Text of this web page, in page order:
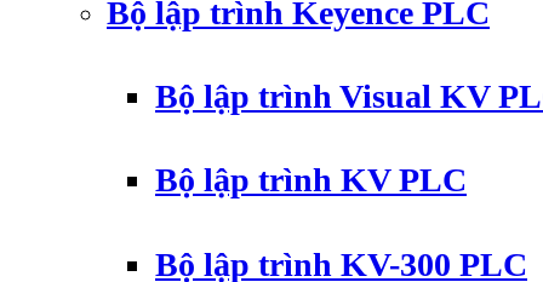
Bộ lập trình Keyence PLC
Bộ lập trình Visual KV
Bộ lập trình KV PLC
Bộ lập trình KV-300 PLC